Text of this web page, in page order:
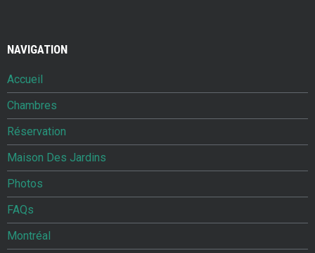
NAVIGATION
Accueil
Chambres
Réservation
Maison Des Jardins
Photos
FAQs
Montréal